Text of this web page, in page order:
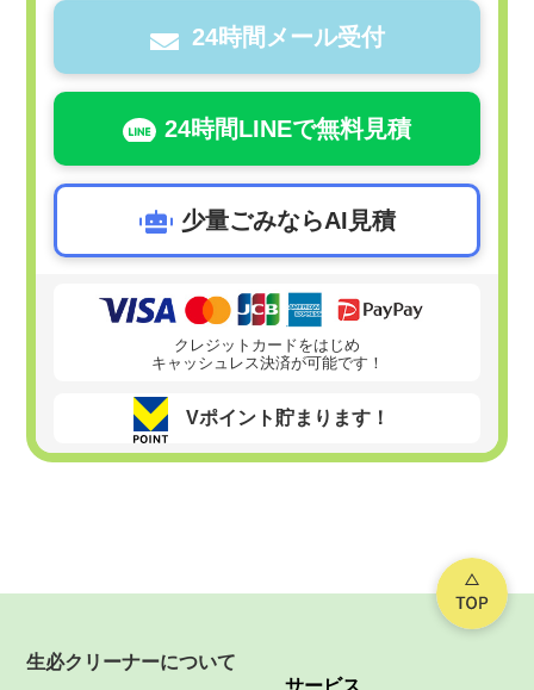
24時間メール受付
24時間LINEで無料見積
少量ごみならAI見積
クレジットカードをはじめ
キャッシュレス決済が可能です！
Vポイント貯まります！
生必クリーナーについて
サービス